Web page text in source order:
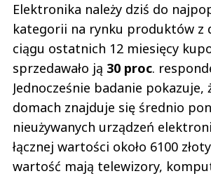
Elektronika należy dziś do
kategorii na rynku produktów z
ciągu ostatnich 12 miesięcy
sprzedawało ją 30 proc.
Jednocześnie badanie pokazuje,
domach znajduje się średnio
nieużywanych urządzeń
łącznej wartości około 6100
wartość mają telewizory,